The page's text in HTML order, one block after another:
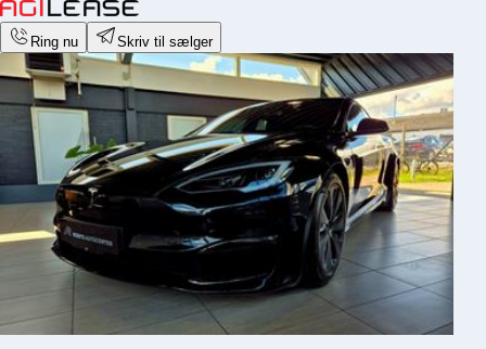
Ring nu Skriv til sælger